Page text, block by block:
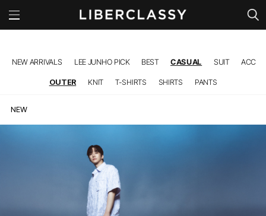
NEW ARRIVALS LEE JUNHO PICK BEST CASUAL SUIT ACC
OUTER KNIT T-SHIRTS SHIRTS PANTS